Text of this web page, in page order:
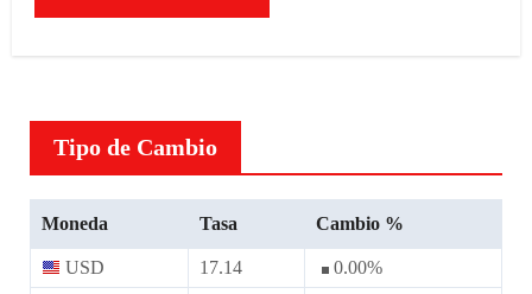
Tipo de Cambio
Moneda Tasa Cambio %
USD 17.14 0.00%